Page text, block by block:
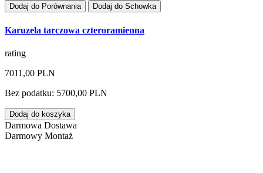
Dodaj do Porównania Dodaj do Schowka
Karuzela tarczowa czteroramienna
rating
7011,00 PLN
Bez podatku: 5700,00 PLN
Dodaj do koszyka
Darmowa Dostawa
Darmowy Montaż